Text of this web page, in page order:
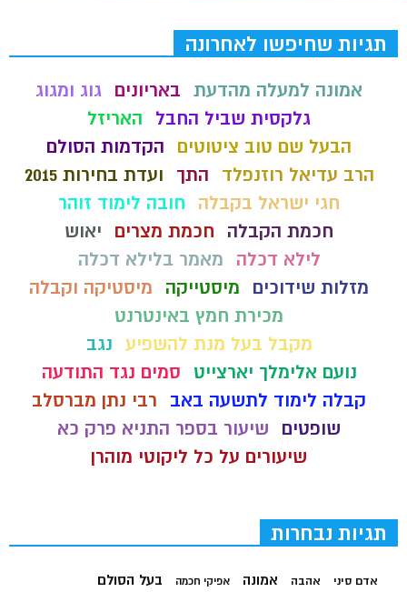
תגיות שחיפשו לאחרונה
אמונה למעלה מהדעת באריונים גוג ומגוג
גלקסית שביל החבל
האריזל
הבעל שם טוב ציטוטים
הקדמות הסולם
הרב עדיאל רוזנפלד
התך
ועדת בחירות 2015
חגי ישראל בקבלה
חובה לימוד זוהר
חכמת הקבלה
חכמת מצרים
יאוש
לילא דכלה
מאמר בלילא דכלה
מזלות שידוכים
מיסטייקה
מיסטיקה וקבלה
מכירת חמץ באינטרנט
מקבל בעל מנת להשפיע נגב
נועם אלימלך יארצייט
סמים נגד התודעה
קבלה לימוד לתשעה באב
רבי נתן מברסלב
שופטים
שיעור בספר התניא פרק כא
שיעורים על כל ליקוטי מוהרן
תגיות נבחרות
אדם סיני אהבה אמונה אפיקי חכמה בעל הסולם